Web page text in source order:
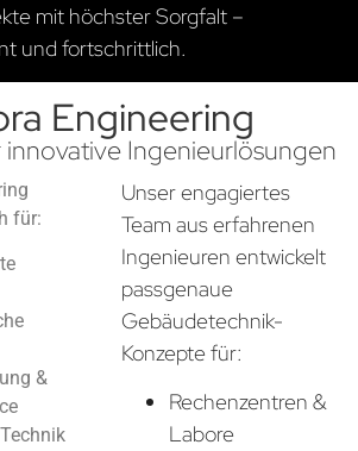
mit höchster Sorgfalt –
und fortschrittlich.
Engineering
Ingenieurlösungen
für:
&
Unser engagiertes
Team aus erfahrenen
Ingenieuren entwickelt
passgenaue
Gebäudetechnik-
Konzepte für:
Rechenzentren &
Labore